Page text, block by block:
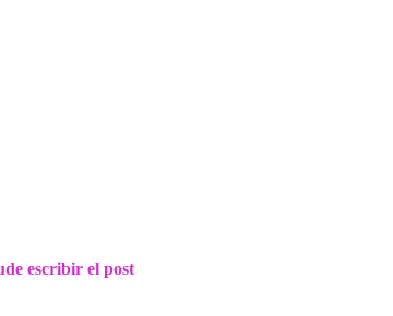
escribir el post